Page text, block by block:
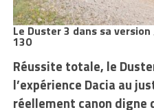
Le Duster 3 dans sa
130
Réussite totale, le
l’expérience Dacia au
réellement canon digne